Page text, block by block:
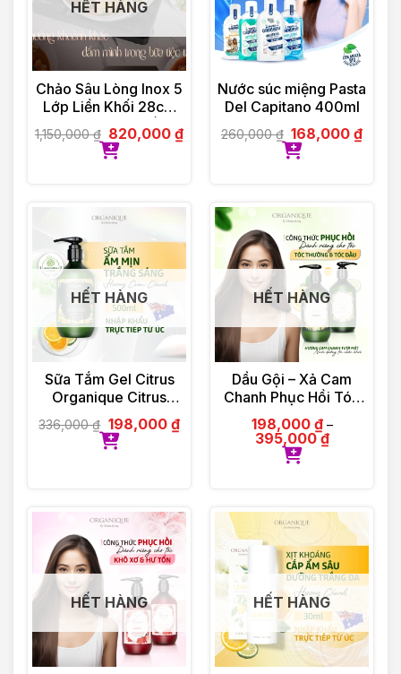
HẾT HÀNG
Chảo Sâu Lòng Inox 5
Lớp Liền Khối 28cm
GUME Hàn Quốc
1,150,000₫ 820,000₫
Nước súc miệng Pasta
Del Capitano 400ml
260,000₫ 168,000₫
HẾT HÀNG
Sữa Tắm Gel Citrus
Organique Citrus
Shower Gel Ladies
500ml
336,000₫ 198,000 ₫
HẾT HÀNG
Dầu Gội – Xả Cam
Chanh Phục Hồi Tóc
Organique Rose
Repairing Shampoo
Ladies 500ml
198,000 ₫–
395,000₫
HẾT HÀNG HẾT HÀNG